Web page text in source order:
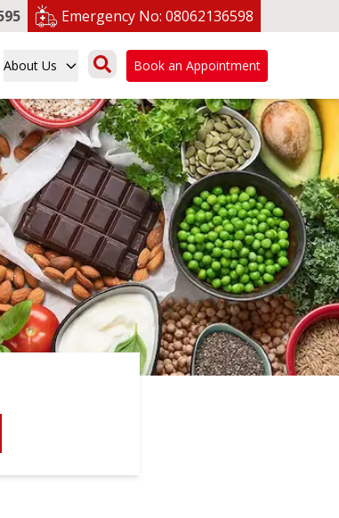
Emergency No: 08062136598
About Us Book an Appointment